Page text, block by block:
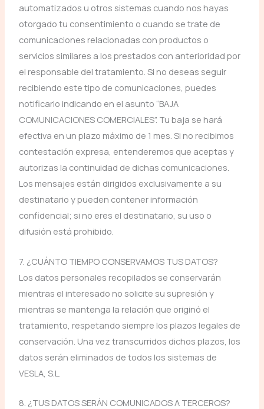
automatizados u otros sistemas cuando nos hayas
otorgado tu consentimiento o cuando se trate de
comunicaciones relacionadas con productos o
servicios similares a los prestados con anterioridad por
el responsable del tratamiento. Si no deseas seguir
recibiendo este tipo de comunicaciones, puedes
notificarlo indicando en el asunto “BAJA
COMUNICACIONES COMERCIALES”. Tu baja se hará
efectiva en un plazo máximo de 1 mes. Si no recibimos
contestación expresa, entenderemos que aceptas y
autorizas la continuidad de dichas comunicaciones.
Los mensajes están dirigidos exclusivamente a su
destinatario y pueden contener información
confidencial; si no eres el destinatario, su uso o
difusión está prohibido.
7. ¿CUÁNTO TIEMPO CONSERVAMOS TUS DATOS?
Los datos personales recopilados se conservarán
mientras el interesado no solicite su supresión y
mientras se mantenga la relación que originó el
tratamiento, respetando siempre los plazos legales de
conservación. Una vez transcurridos dichos plazos, los
datos serán eliminados de todos los sistemas de
VESLA, S.L.
8. ¿TUS DATOS SERÁN COMUNICADOS A TERCEROS?